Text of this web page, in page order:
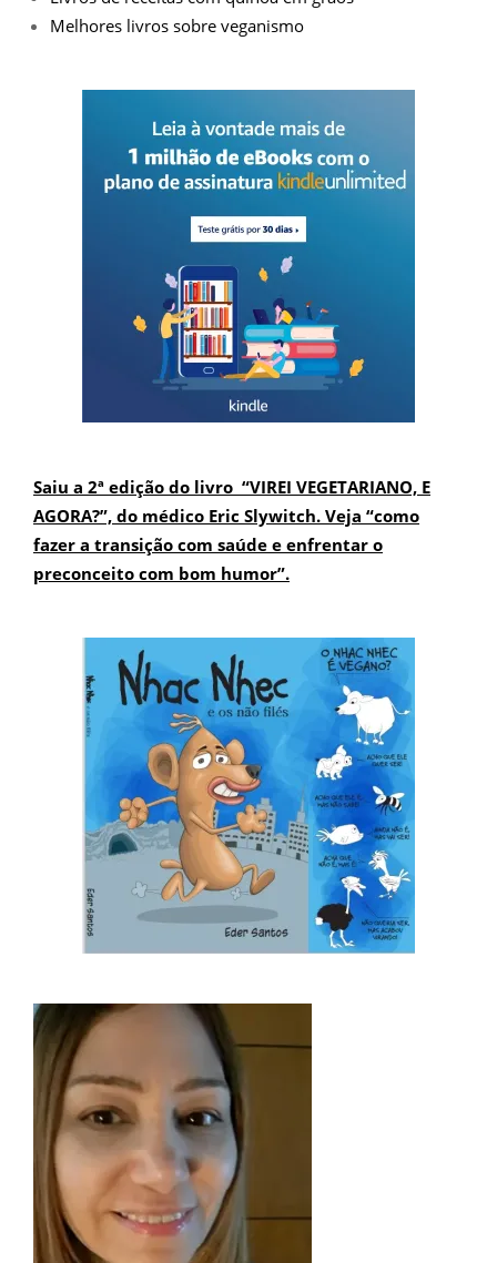
Melhores livros sobre veganismo
Saiu a 2ª edição do livro “VIREI VEGETARIANO, E
AGORA?”, do médico Eric Slywitch. Veja “como
fazer a transição com saúde e enfrentar o
preconceito com bom humor”.